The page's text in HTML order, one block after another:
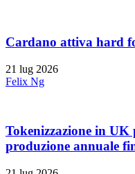
Cardano attiva hard
21 lug 2026
Felix Ng
Tokenizzazione in
produzione annuale